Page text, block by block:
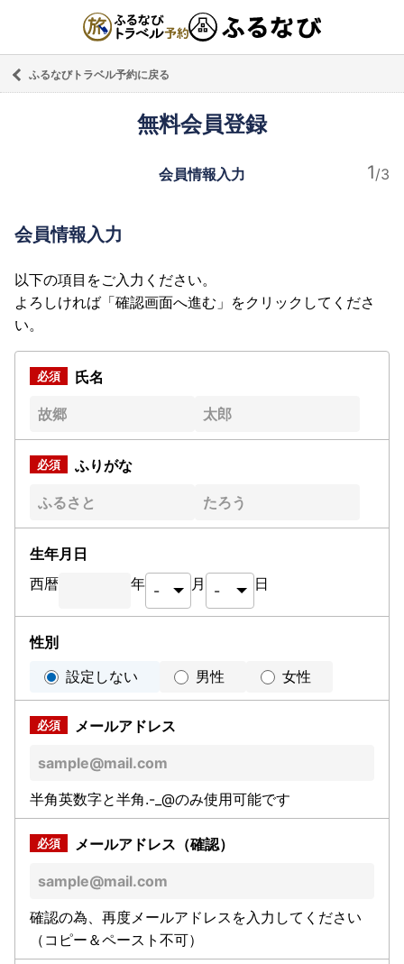
ふるなびトラベル予約に戻る
無料会員登録
会員情報入力
会員情報入力
以下の項目をご入力ください。
よろしければ「確認画面へ進む」をクリックしてくださ
い。
氏名
ふりがな
生年月日
西暦
年 月 日
性別
設定しない
男性 女性
メールアドレス
半角英数字と半角.-_@のみ使用可能です
メールアドレス（確認）
確認の為、再度メールアドレスを入力してください
（コピー＆ペースト不可）